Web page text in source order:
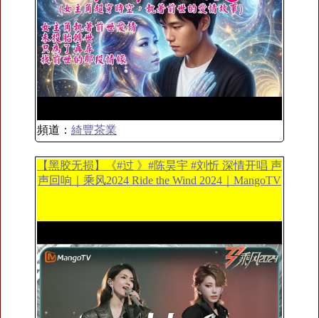
頻道： 綺豐茶業
【黑胶无损】《#过 》#陈昊宇 #刘忻 深情开唱 声
声回响｜乘风2024 Ride the Wind 2024｜MangoTV